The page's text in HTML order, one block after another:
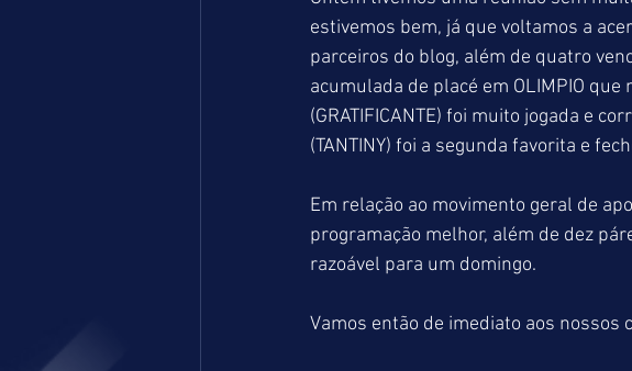
estivemos bem, já que voltamos a
parceiros do blog, além de quatro
acumulada de placé em OLIMPIO que
(GRATIFICANTE) foi muito jogada e
(TANTINY) foi a segunda favorita e
Em relação ao movimento geral de
programação melhor, além de dez
razoável para um domingo.
Vamos então de imediato aos nossos